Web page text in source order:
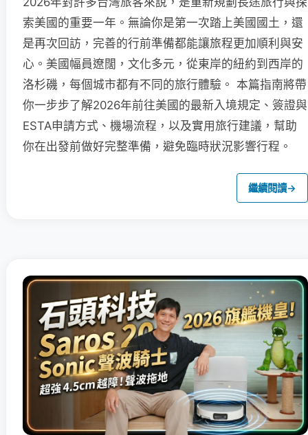
索美國的重要一年。無論你是第一次踏上美國國土，還
是再次回訪，完善的行前準備都能讓旅程更加順利與安
心。美國幅員遼闊，文化多元，從東岸的紐約到西岸的
洛杉磯，每個城市都有不同的旅行體驗。 本篇指南將帶
你一步步了解2026年前往美國的最新入境規定、簽證與
ESTA申請方式、機場流程，以及實用旅行建議，幫助
你在出發前做好完整準備，避免臨時狀況影響行程。
繼續閱讀→